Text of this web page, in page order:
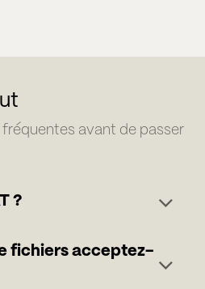
fréquentes avant de passer
?
fichiers acceptez-